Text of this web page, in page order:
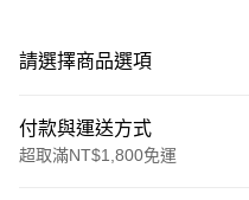
請選擇商品選項
付款與運送方式
超取滿NT$1,800免運